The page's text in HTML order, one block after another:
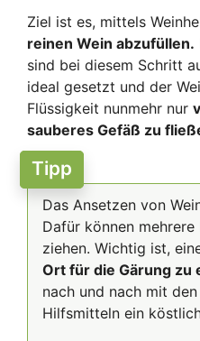
Ziel ist es, mittels
reinen Wein abzufüllen.
sind bei diesem Schritt
ideal gesetzt und der
Flüssigkeit nunmehr nur
sauberes Gefäß zu
Tipp
Das Ansetzen von
Dafür können
ziehen. Wichtig ist,
Ort für die Gärung zu
nach und nach mit
Hilfsmitteln ein